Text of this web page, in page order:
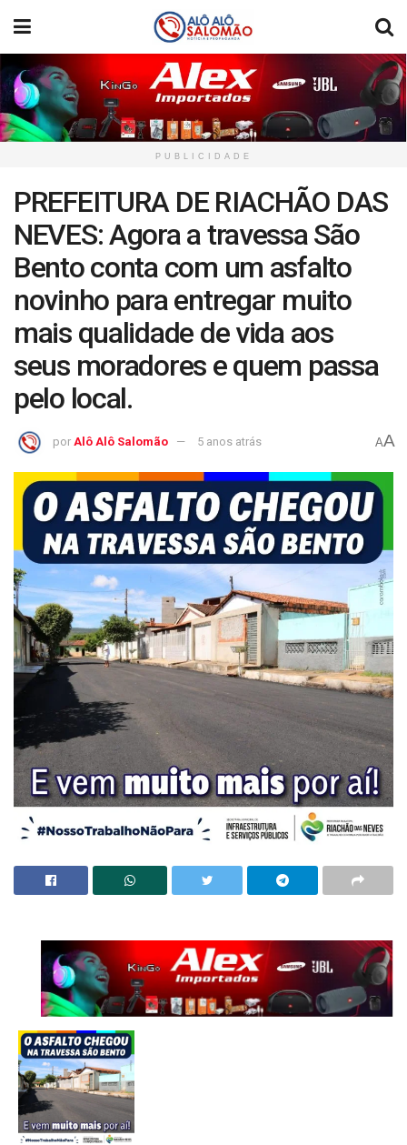
PUBLICIDADE
PREFEITURA DE RIACHÃO DAS
NEVES: Agora a travessa São
Bento conta com um asfalto
novinho para entregar muito
mais qualidade de vida aos
seus moradores e quem passa
pelo local.
por Alô Alô Salomão 5 anos atrás AA